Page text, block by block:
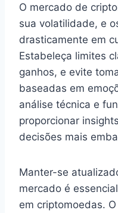
O mercado de
sua volatilidade, e
drasticamente em
Estabeleça limites
ganhos, e evite
baseadas em
análise técnica e
proporcionar
decisões mais
Manter-se
mercado é
em criptomoedas.